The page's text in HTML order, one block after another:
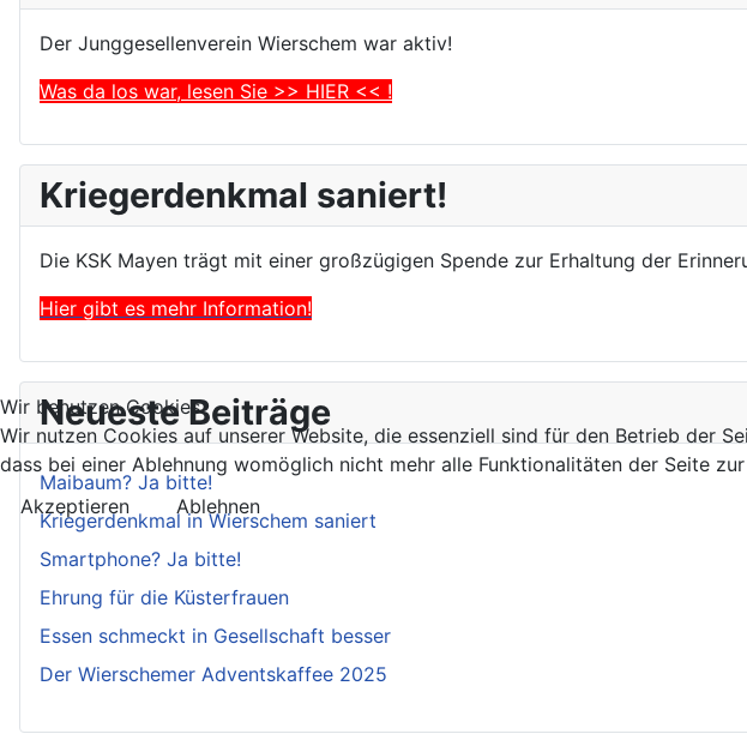
Der Junggesellenverein Wierschem war aktiv!
Was da los war, lesen Sie >> HIER << !
Kriegerdenkmal saniert!
Die KSK Mayen trägt mit einer großzügigen Spende zur Erhaltung der
Hier gibt es mehr Information!
Neueste Beiträge
Maibaum? Ja bitte!
Kriegerdenkmal in Wierschem saniert
Smartphone? Ja bitte!
Ehrung für die Küsterfrauen
Essen schmeckt in Gesellschaft besser
Der Wierschemer Adventskaffee 2025
Wir benutzen Cookies
Wir nutzen Cookies auf unserer Website, die essenziell sind für den Betrieb der
dass bei einer Ablehnung womöglich nicht mehr alle Funktionalitäten der Seite
Akzeptieren
Ablehnen